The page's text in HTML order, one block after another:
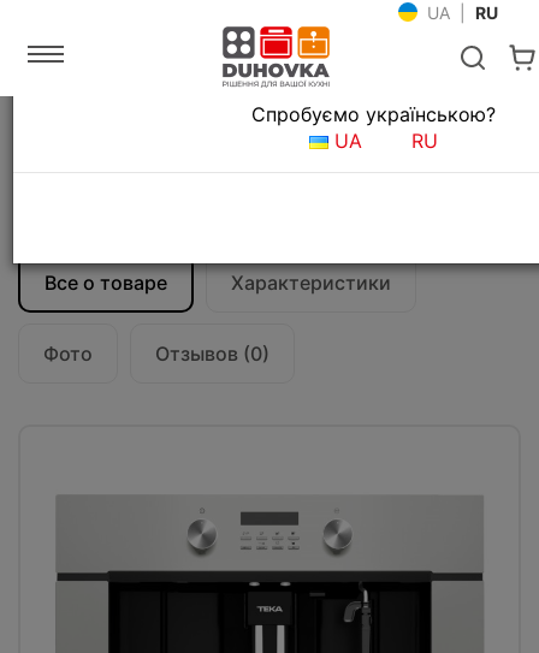
UA RU
Встраиваемая техника
Кофеварка встраиваемая Teka UrbanColor
Все о товаре Характеристики
Фото Отзывов (0)
Язык магазина
Спробуємо українською?
UA
RU